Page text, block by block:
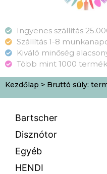
Ingyenes szállítás
Szállítás 1-8
Kiváló minőség
Több mint 1000
Kezdőlap > Bruttó súly:
Bartscher
Disznótor
Egyéb
HENDI